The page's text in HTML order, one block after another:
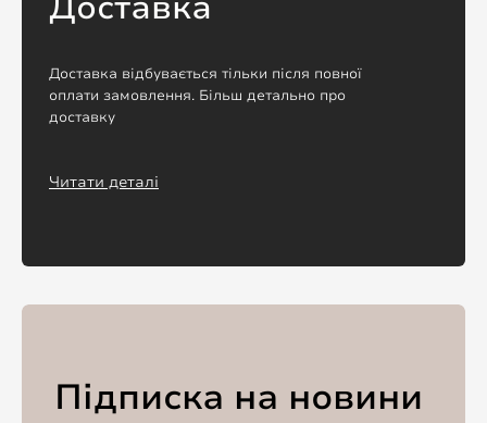
Доставка відбувається тільки після повної
оплати замовлення. Більш детально про
доставку
Читати деталі
Підписка на новини